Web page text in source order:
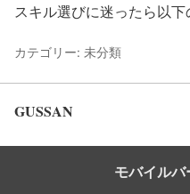
スキル選びに迷ったら以
カテゴリー: 未分類
GUSSAN
モバイル